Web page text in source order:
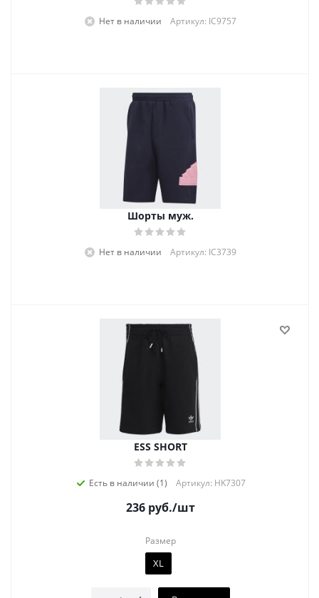
Нет в наличии Артикул: IC9757
Шорты муж.
Нет в наличии Артикул: IC3739
ESS SHORT
Есть в наличии (1) Артикул: HK7307
236руб./шт
Размер
XL